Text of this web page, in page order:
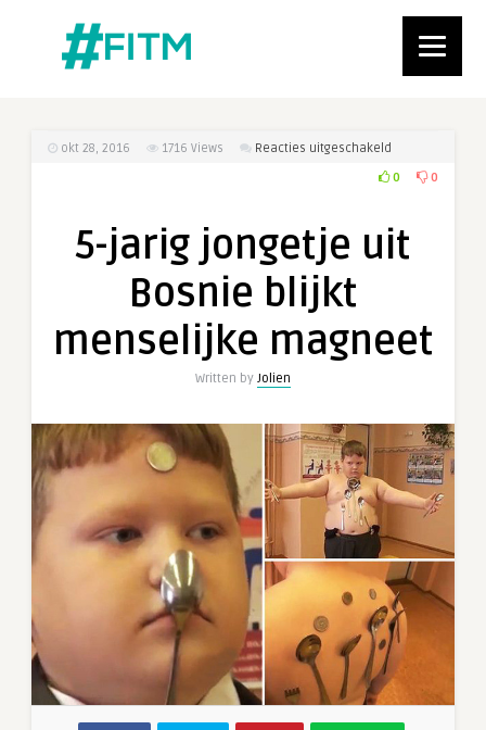
okt 28, 2016 1716 Views Reacties uitgeschakeld
5-
uit
magneet
0 0
5-jarig jongetje uit
Bosnie blijkt
menselijke magneet
Written by Jolien